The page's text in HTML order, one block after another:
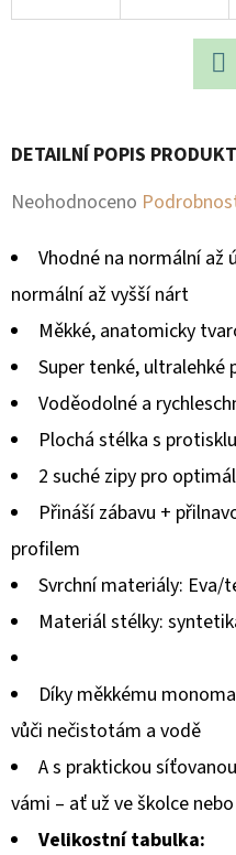
DETAILNÍ POPIS
Průměrné
produktu
je
hvězdiček.
Neohodnoceno
Vhodné na normální až
normální až vyšší nárt
Měkké, anatomicky
Super tenké, ultralehké
Voděodolné a
Plochá stélka s
2 suché zipy pro
Přináší zábavu +
profilem
Svrchní materiály: Eva/
Materiál stélky:
Díky měkkému
vůči nečistotám a vodě
A s praktickou
vámi – ať už ve školce
Velikostní tabulka:
P
O
R
Č
U
E
M
E